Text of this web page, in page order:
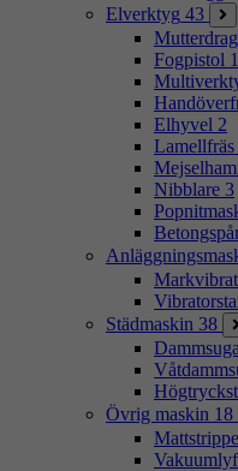
Elverktyg 43
Fogpistol
Elhyvel 2
Lamellfräs
Nibblare 3
Städmaskin 38
Övrig maskin 18